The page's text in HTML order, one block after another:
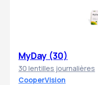
MyDay (30)
30 lentilles journalières
CooperVision